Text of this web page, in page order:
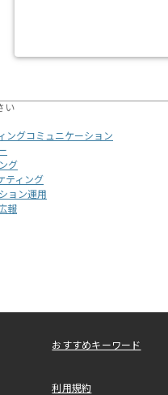
い
ングコミュニケーション
グ
ティング
ョン運用
報
おすすめキーワード
利用規約